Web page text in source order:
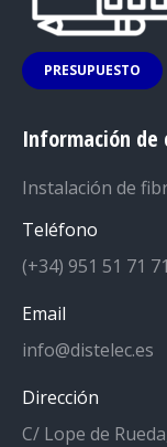
PRESUPUESTO
Información de
Instalación de
Teléfono
(+34) 951 51 71 71
Email
info@distelec.es
Dirección
C/ Lope de